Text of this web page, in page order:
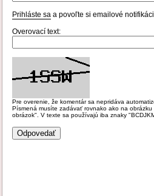
Prihláste sa a povoľte si emailové
Overovací text:
Pre overenie, že komentár sa nepridáva
Písmená musíte zadávať rovnako ako na
obrázok". V texte sa používajú iba znaky